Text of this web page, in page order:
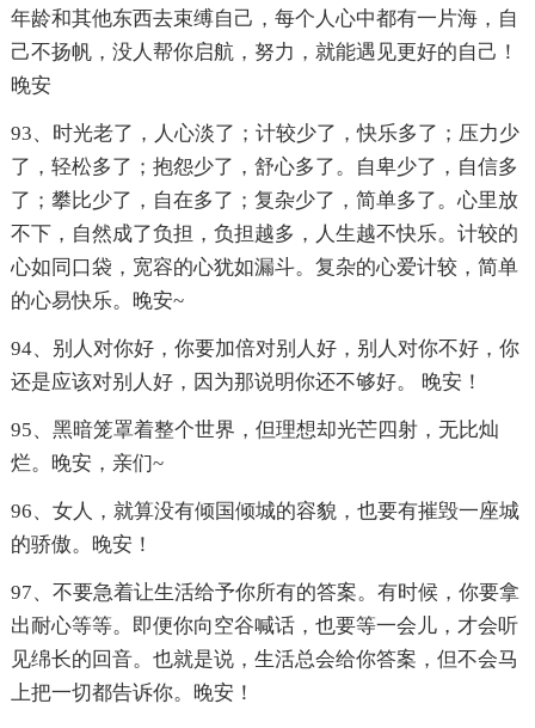
年龄和其他东西去束缚自己，每个人心中都有一片海，自
己不扬帆，没人帮你启航，努力，就能遇见更好的自己！
晚安
93、时光老了，人心淡了；计较少了，快乐多了；压力少
了，轻松多了；抱怨少了，舒心多了。自卑少了，自信多
了；攀比少了，自在多了；复杂少了，简单多了。心里放
不下，自然成了负担，负担越多，人生越不快乐。计较的
心如同口袋，宽容的心犹如漏斗。复杂的心爱计较，简单
的心易快乐。晚安~
94、别人对你好，你要加倍对别人好，别人对你不好，你
还是应该对别人好，因为那说明你还不够好。 晚安！
95、黑暗笼罩着整个世界，但理想却光芒四射，无比灿
烂。晚安，亲们~
96、女人，就算没有倾国倾城的容貌，也要有摧毁一座城
的骄傲。晚安！
97、不要急着让生活给予你所有的答案。有时候，你要拿
出耐心等等。即便你向空谷喊话，也要等一会儿，才会听
见绵长的回音。也就是说，生活总会给你答案，但不会马
上把一切都告诉你。晚安！